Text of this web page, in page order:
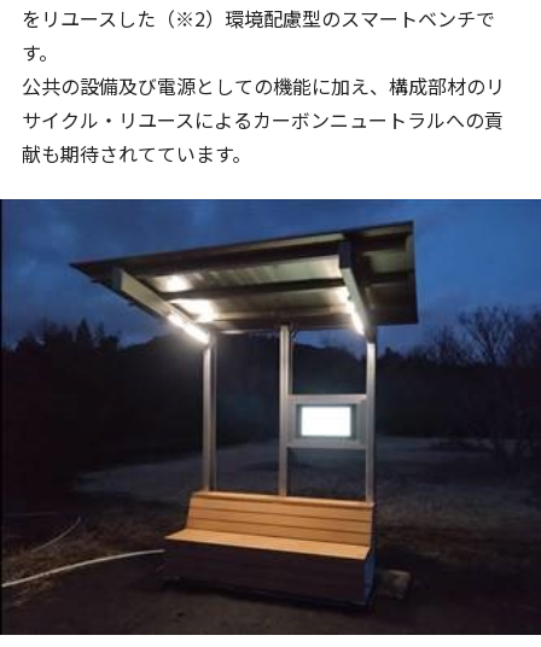
をリユースした（※2）環境配慮型のスマートベンチで
す。
公共の設備及び電源としての機能に加え、構成部材のリ
サイクル・リユースによるカーボンニュートラルへの貢
献も期待されてています。